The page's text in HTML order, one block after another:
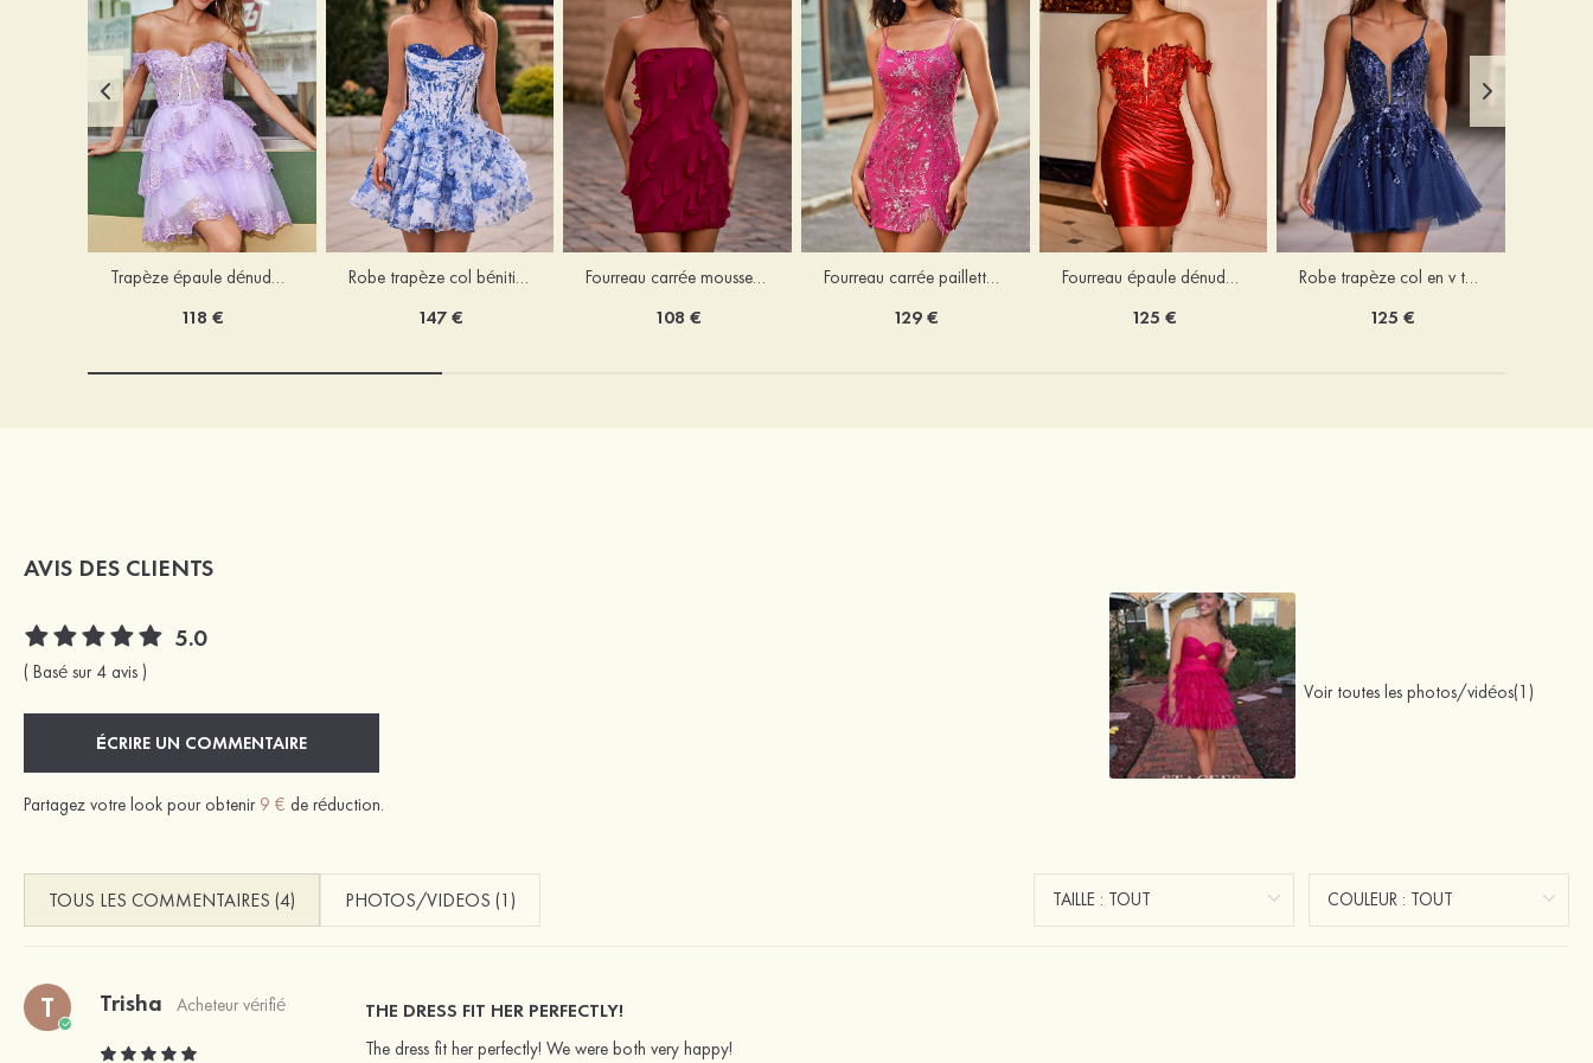
Trapèze épaule dénudée tulle courte/mini robe de fête de la rentrée avec paillettes
118 €
Robe trapèze col bénitier mousseline courte/mini robe de fête de la rentrée avec appliqué
147 €
Fourreau carrée mousseline courte/mini robe de fête de la rentré avec volants
108 €
Fourreau carrée paillettes courte/mini robe de fête de la rentrée
129 €
Fourreau épaule dénudée soie comme du satin courte/mini robe de fête de la rentrée
125 €
Robe trapèze col en v tulle courte/mini robe de fête de la rentrée avec poches paillettes
125 €
AVIS DES CLIENTS
5.0
( Basé sur 4 avis )
ÉCRIRE UN COMMENTAIRE
Partagez votre look pour obtenir 9 € de réduction.
Voir toutes les photos/vidéos(1)
TOUS LES COMMENTAIRES (4) PHOTOS/VIDEOS (1)
T Trisha Acheteur vérifié THE DRESS FIT HER PERFECTLY!
The dress fit her perfectly! We were both very happy!